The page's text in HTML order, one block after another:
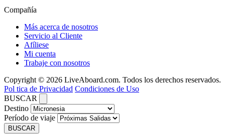
Compañía
Más acerca de nosotros
Servicio al Cliente
Afíliese
Mi cuenta
Trabaje con nosotros
Copyright © 2026 LiveAboard.com. Todos los derechos reservados.
Pol tica de Privacidad Condiciones de Uso
BUSCAR
Destino
Período de viaje
BUSCAR